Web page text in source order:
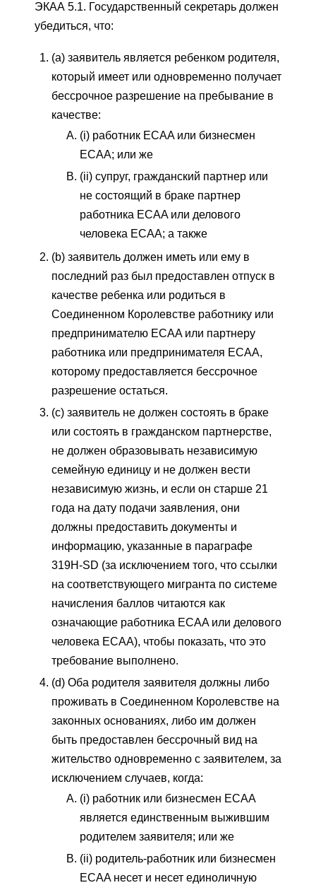
ЭКАА 5.1. Государственный секретарь должен
убедиться, что:
(a) заявитель является ребенком родителя,
который имеет или одновременно получает
бессрочное разрешение на пребывание в
качестве:
(i) работник ECAA или бизнесмен
ECAA; или же
(ii) супруг, гражданский партнер или
не состоящий в браке партнер
работника ECAA или делового
человека ECAA; а также
(b) заявитель должен иметь или ему в
последний раз был предоставлен отпуск в
качестве ребенка или родиться в
Соединенном Королевстве работнику или
предпринимателю ECAA или партнеру
работника или предпринимателя ECAA,
которому предоставляется бессрочное
разрешение остаться.
(c) заявитель не должен состоять в браке
или состоять в гражданском партнерстве,
не должен образовывать независимую
семейную единицу и не должен вести
независимую жизнь, и если он старше 21
года на дату подачи заявления, они
должны предоставить документы и
информацию, указанные в параграфе
319H-SD (за исключением того, что ссылки
на соответствующего мигранта по системе
начисления баллов читаются как
означающие работника ECAA или делового
человека ECAA), чтобы показать, что это
требование выполнено.
(d) Оба родителя заявителя должны либо
проживать в Соединенном Королевстве на
законных основаниях, либо им должен
быть предоставлен бессрочный вид на
жительство одновременно с заявителем, за
исключением случаев, когда:
(i) работник или бизнесмен ECAA
является единственным выжившим
родителем заявителя; или же
(ii) родитель-работник или бизнесмен
ECAA несет и несет единоличную